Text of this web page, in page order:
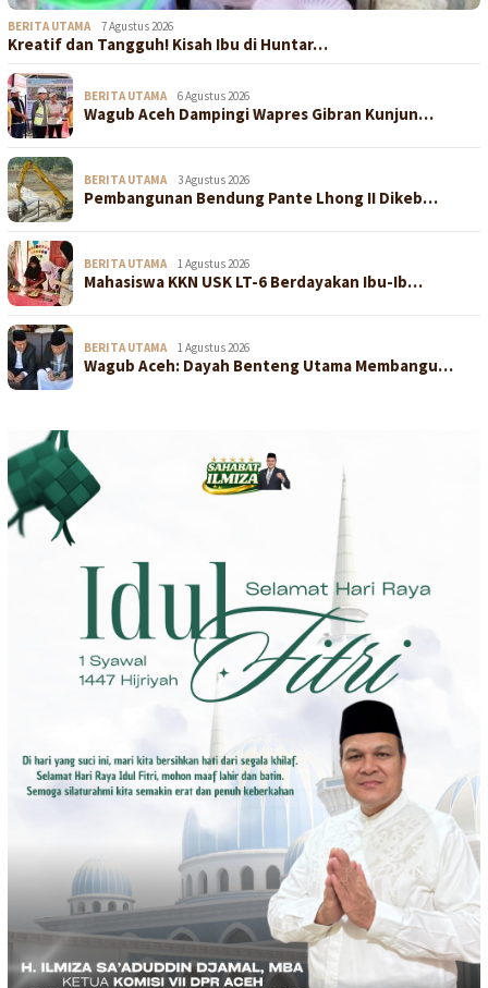
BERITA UTAMA 7 Agustus 2026
Kreatif dan Tangguh! Kisah Ibu di Huntar…
BERITA UTAMA 6 Agustus 2026
Wagub Aceh Dampingi Wapres Gibran Kunjun…
BERITA UTAMA 3 Agustus 2026
Pembangunan Bendung Pante Lhong II Dikeb…
BERITA UTAMA 1 Agustus 2026
Mahasiswa KKN USK LT-6 Berdayakan Ibu-Ib…
BERITA UTAMA 1 Agustus 2026
Wagub Aceh: Dayah Benteng Utama Membangu…